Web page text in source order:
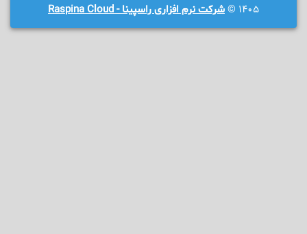
1405 ©
شرکت نرم افزاری راسپینا - Raspina Cloud